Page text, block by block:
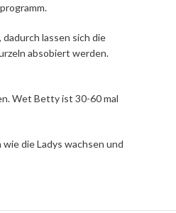
lassen sich die
absobiert werden.
Wet Betty ist 30-60 mal
die Ladys wachsen und